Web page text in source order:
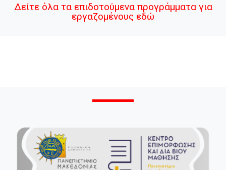
Δείτε όλα τα επιδοτούμενα προγράμματα για
εργαζομένους εδώ